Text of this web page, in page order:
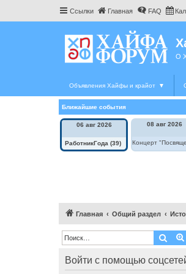
Ссылки Главная FAQ
О
Объявления Хайфы и крайот ▼
Ближайшие события
06 авг 2026
РаботникГода (39)
08 авг 2026
Концерт
Главная Общий раздел
Поиск
Войти с помощью